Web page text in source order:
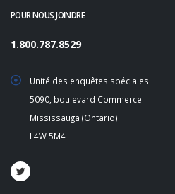
POUR NOUS JOINDRE
1.800.787.8529
Unité des enquêtes spéciales
5090, boulevard Commerce
Mississauga (Ontario)
L4W 5M4